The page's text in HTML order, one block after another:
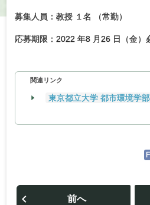
募集人員：教授 １名 （常勤）
応募期限：2022 年8 月26 日（金）
関連リンク
東京都立大学 都市環境学
投
前へ